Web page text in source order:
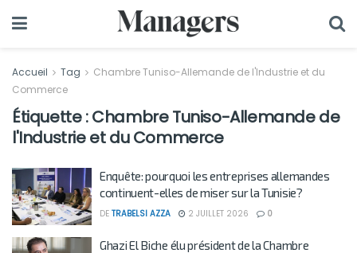
Accueil Tag
Chambre Tuniso-Allemande de l'Industrie et du
Commerce
Étiquette :Chambre Tuniso-Allemande de
l'Industrie et du Commerce
Enquête: pourquoi les entreprises allemandes
continuent-elles de miser sur la Tunisie?
DE TRABELSI AZZA 2 JUILLET 2026 0
Ghazi El Biche élu président de la Chambre